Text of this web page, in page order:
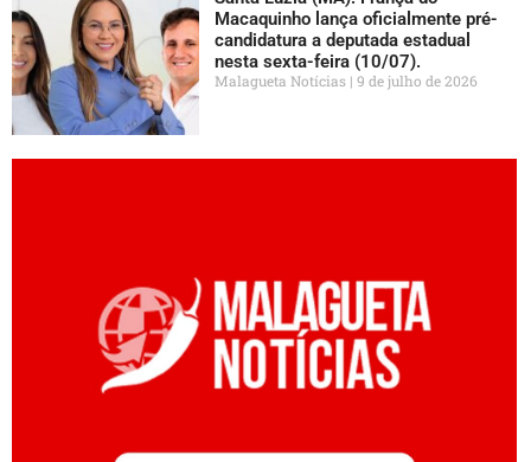
Macaquinho lança oficialmente pré-
candidatura a deputada estadual
nesta sexta-feira (10/07).
Malagueta Notícias 9 de julho de 2026